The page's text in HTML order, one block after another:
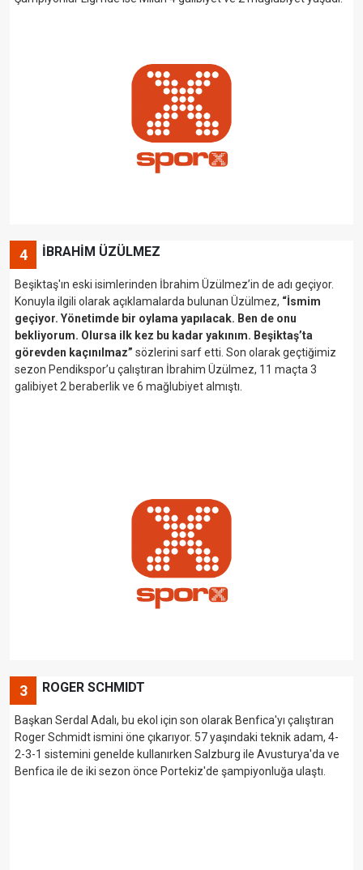
4 İBRAHİM ÜZÜLMEZ
Beşiktaş'ın eski isimlerinden İbrahim Üzülmez’in de adı geçiyor.
Konuyla ilgili olarak açıklamalarda bulunan Üzülmez, “İsmim
geçiyor. Yönetimde bir oylama yapılacak. Ben de onu
bekliyorum. Olursa ilk kez bu kadar yakınım. Beşiktaş’ta
görevden kaçınılmaz” sözlerini sarf etti. Son olarak geçtiğimiz
sezon Pendikspor’u çalıştıran İbrahim Üzülmez, 11 maçta 3
galibiyet 2 beraberlik ve 6 mağlubiyet almıştı.
3 ROGER SCHMIDT
Başkan Serdal Adalı, bu ekol için son olarak Benfica'yı çalıştıran
Roger Schmidt ismini öne çıkarıyor. 57 yaşındaki teknik adam, 4-
2-3-1 sistemini genelde kullanırken Salzburg ile Avusturya'da ve
Benfica ile de iki sezon önce Portekiz'de şampiyonluğa ulaştı.